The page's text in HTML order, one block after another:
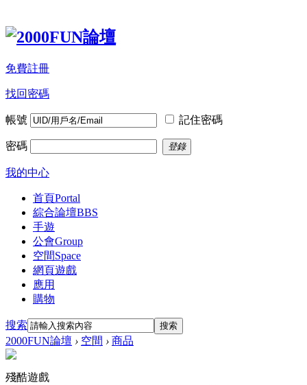
免費註冊
找回密碼
帳號 記住密碼
密碼 登錄
我的中心
首頁Portal
綜合論壇BBS
手遊
公會Group
空間Space
網頁遊戲
應用
購物
搜索 搜索
2000FUN論壇 › 空間 › 商品
殘酷遊戲